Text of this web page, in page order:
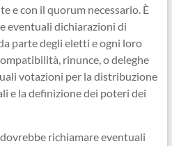
e con il quorum necessario. È
eventuali dichiarazioni di
parte degli eletti e ogni loro
rinunce, o deleghe
votazioni per la distribuzione
e la definizione dei poteri dei
richiamare eventuali